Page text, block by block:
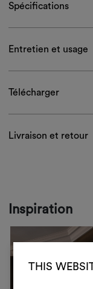
THIS
Spécifications
Entretien et usage
Télécharger
Livraison et retour
Inspiration